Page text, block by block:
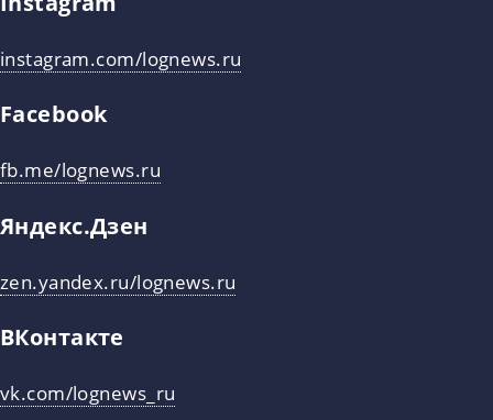
instagram.com/lognews.ru
Facebook
fb.me/lognews.ru
Яндекс.Дзен
zen.yandex.ru/lognews.ru
ВКонтакте
vk.com/lognews_ru